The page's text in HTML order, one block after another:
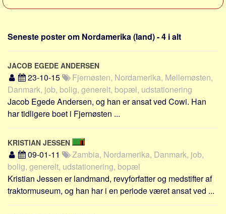
Thailand
Italien
Grækenland
USA
Alle
Nøgleord
Job
Virksomhed
Investering
Pension og opsparing
Seneste poster om Nordamerika (land) - 4 i alt
JACOB EGEDE ANDERSEN
23-10-15
Fjernøsten, Nordamerika, Mellemøsten,
Danmark, job, bolig, generelt, bopæl, udstationering
Jacob Egede Andersen, og han er ansat ved Cowi. Han
har tidligere boet i Fjernøsten ...
KRISTIAN JESSEN
09-01-11
Zambia, Nordamerika, Danmark, job,
bolig, generelt, udstationering, bopæl
Kristian Jessen er landmand, revyforfatter og medstifter af
traktormuseum, og han har i en periode været ansat ved ...